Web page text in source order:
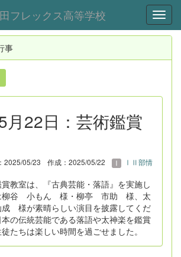
フレックス高等学校
事
月22日：芸術鑑賞
2025/05/23 作成：2025/05/22
ⅠⅡ部情
教室は、『古典芸能・落語』を実施し
柳谷 小もん 様・柳亭 市助 様、太
様が素晴らしい演目を披露してくだ
の伝統芸能である落語や太神楽を鑑賞
たちは楽しい時間を過ごせました。